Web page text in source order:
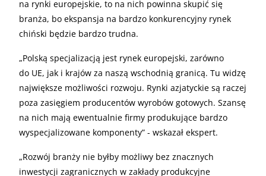
na rynki europejskie, to na nich powinna skupić się
branża, bo ekspansja na bardzo konkurencyjny rynek
chiński będzie bardzo trudna.
„Polską specjalizacją jest rynek europejski, zarówno
do UE, jak i krajów za naszą wschodnią granicą. Tu widzę
największe możliwości rozwoju. Rynki azjatyckie są raczej
poza zasięgiem producentów wyrobów gotowych. Szansę
na nich mają ewentualnie firmy produkujące bardzo
wyspecjalizowane komponenty” - wskazał ekspert.
„Rozwój branży nie byłby możliwy bez znacznych
inwestycji zagranicznych w zakłady produkcyjne